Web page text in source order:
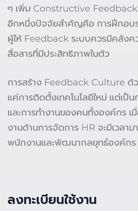
ๆ เพิ่ม Constructive Feedback
อีกหนึ่งปัจจัยสำคัญคือ การฝึกอบ
ผู้ให้ Feedback ระบบควรมีคลังค
สื่อสารที่มีประสิทธิภาพในตัว
การสร้าง Feedback Culture ด้ว
แค่การติดตั้งเทคโนโลยีใหม่ แต่เป็
และการทำงานของคนทั้งองค์กร เ
งานด้านการจัดการ HR จะมีเวลาม
พนักงานและพัฒนากลยุทธ์องค์กร
ลงทะเบียนใช้งาน